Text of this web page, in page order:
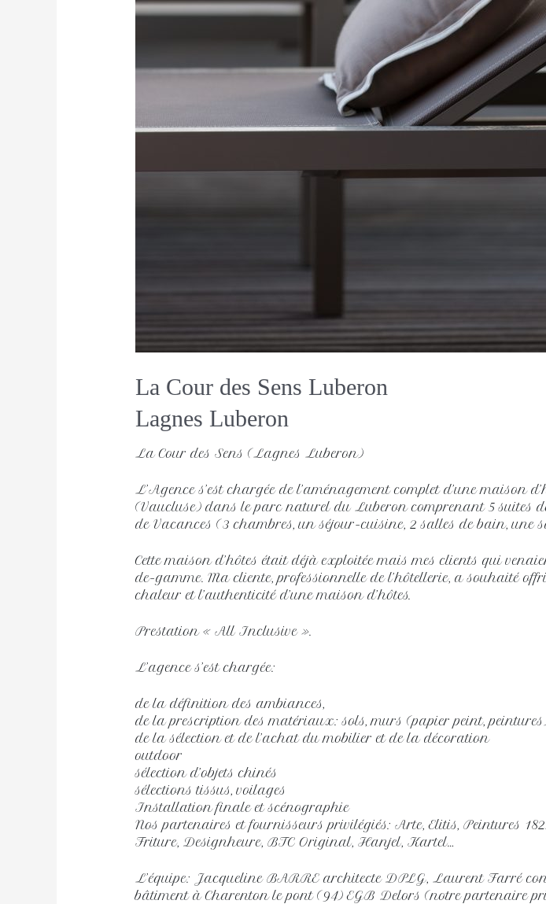
La Cour des Sens Luberon
Lagnes Luberon
La Cour des Sens (Lagnes Luberon)
L’Agence s’est chargée de l’aménagement complet d’une
(Vaucluse) dans le parc naturel du Luberon comprenant 5 suites
de Vacances (3 chambres, un séjour-cuisine, 2 salles de bain, une
Cette maison d’hôtes était déjà exploitée mais mes clients qui
de-gamme. Ma cliente, professionnelle de l’hôtellerie, a souhaité
chaleur et l’authenticité d’une maison d’hôtes.
Prestation « All Inclusive ».
L’agence s’est chargée:
de la définition des ambiances,
de la prescription des matériaux: sols, murs (papier peint,
de la sélection et de l’achat du mobilier et de la décoration
outdoor
sélection d’objets chinés
sélections tissus, voilages
Installation finale et scénographie
Nos partenaires et fournisseurs privilégiés: Arte, Elitis, Peintures
Friture, Designheure, BTC Original, Hanjel, Kartel…
L’équipe: Jacqueline BARRE architecte DPLG, Laurent Farré
bâtiment à Charenton le pont (94) EGB Delors (notre partenaire